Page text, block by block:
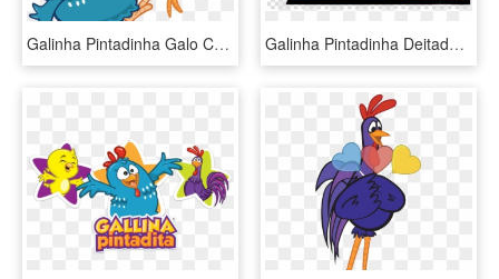
Galinha Pintadinha Galo Carijó - Galinha Pintadinha, HD Png Download Galinha Pintadinha Deitada Png Clipart Chicken Galinha - Galinha Pintadinha Png, Transparent Png